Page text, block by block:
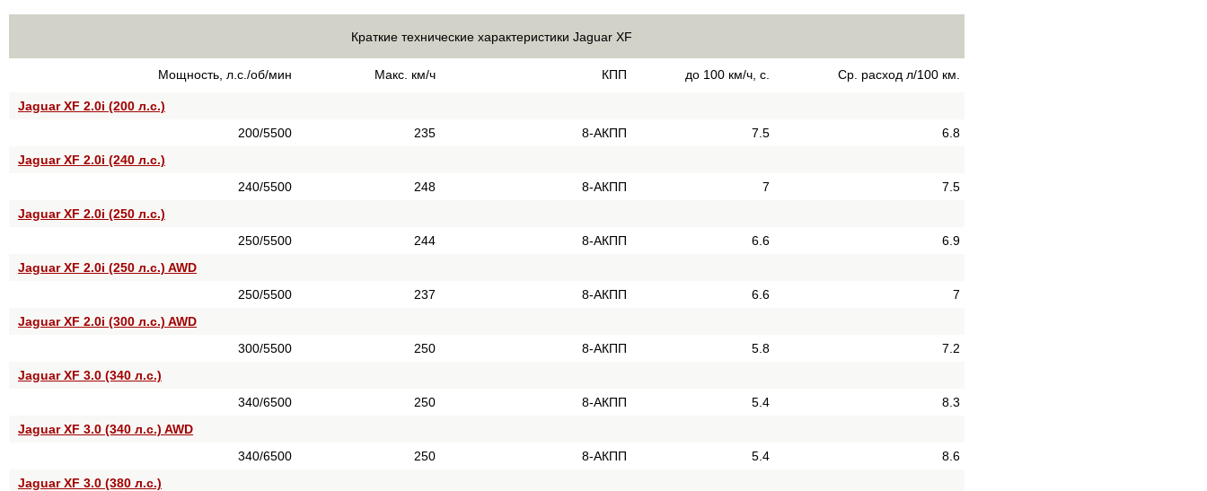
Краткие технические характеристики Jaguar XF
Мощность, л.с./об/мин Макс. км/ч КПП до 100 км/ч, с. Ср. расход л/100 км.
Jaguar XF 2.0i (200 л.с.)
200/5500
235 8-АКПП 7.5
6.8
Jaguar XF 2.0i (240 л.с.)
240/5500
248 8-АКПП 7
7.5
Jaguar XF 2.0i (250 л.с.)
250/5500
244 8-АКПП 6.6
6.9
Jaguar XF 2.0i (250 л.с.) AWD
250/5500
237 8-АКПП 6.6
7
Jaguar XF 2.0i (300 л.с.) AWD
300/5500
250 8-АКПП 5.8
7.2
Jaguar XF 3.0 (340 л.с.)
340/6500
250 8-АКПП 5.4
8.3
Jaguar XF 3.0 (340 л.с.) AWD
340/6500
250 8-АКПП 5.4
8.6
Jaguar XF 3.0 (380 л.с.)